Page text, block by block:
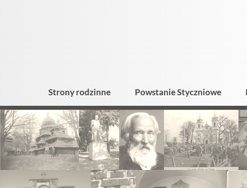
Strony rodzinne Powstanie Styczniowe